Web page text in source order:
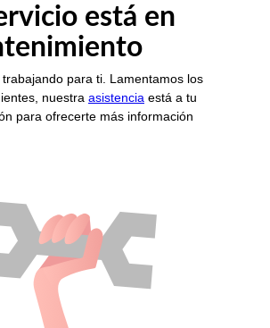
está en
trabajando para ti. Lamentamos los
nuestra asistencia está a tu
para ofrecerte más información